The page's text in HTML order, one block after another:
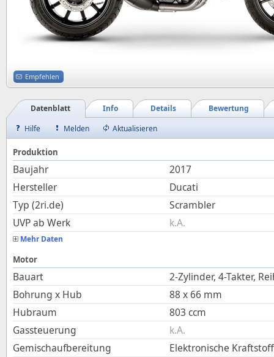
Empfehlen
Bewertung
Details
Info
Datenblatt
Hilfe
Melden Aktualisieren
Produktion
Baujahr
2017
Hersteller
Ducati
Typ (2ri.de)
Scrambler
UVP ab Werk
k.A.
Mehr Daten
Motor
Bauart
2-Zylinder, 4-Takter,
Bohrung x Hub
88 x 66 mm
Hubraum
803 ccm
Gassteuerung
k.A.
Gemischaufbereitung
Elektronische